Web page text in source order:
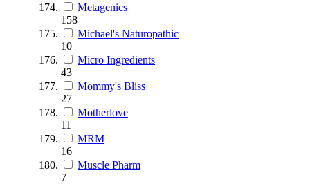
Metagenics
158
Michael's Naturopathic
10
Micro Ingredients
43
Mommy's Bliss
27
Motherlove
11
MRM
16
Muscle Pharm
7